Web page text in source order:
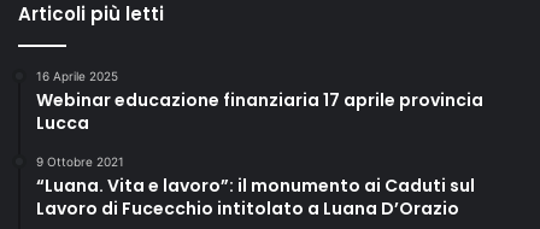
Articoli più letti
16 Aprile 2025
Webinar educazione finanziaria 17 aprile provincia
Lucca
9 Ottobre 2021
“Luana. Vita e lavoro”: il monumento ai Caduti sul
Lavoro di Fucecchio intitolato a Luana D’Orazio